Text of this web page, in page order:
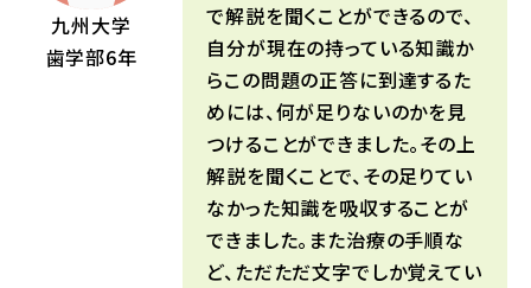
九州大学
歯学部6年
で解説を聞くことができるので、
自分が現在の持っている知識か
らこの問題の正答に到達するた
めには、何が足りないのかを見
つけることができました。その上
解説を聞くことで、その足りてい
なかった知識を吸収することが
できました。また治療の手順な
ど、ただただ文字でしか覚えてい